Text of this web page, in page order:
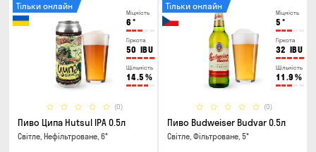
Міцність
6 °
Гіркота
50 IBU
Щільність
14.5 %
(0)
Тільки онлайн
Пиво Ципа Hutsul IPA 0.5л
Світле, Нефільтроване, 6°
Міцність
5 °
Гіркота
32 IBU
Щільність
11.9 %
(0)
Тільки онлайн
Пиво Budweiser Budvar 0.5л
Світле, Фільтроване, 5°